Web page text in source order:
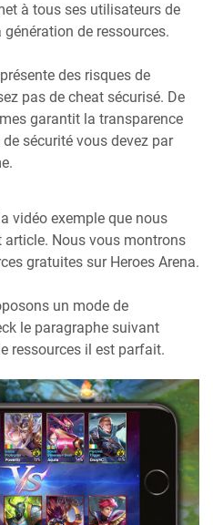
à tous ses utilisateurs de
de ressources.
des risques de
pas de cheat sécurisé. De
garantit la transparence
sécurité vous devez par
vidéo exemple que nous
article. Nous vous montrons
gratuites sur Heroes Arena.
un mode de
le paragraphe suivant
ressources il est parfait.